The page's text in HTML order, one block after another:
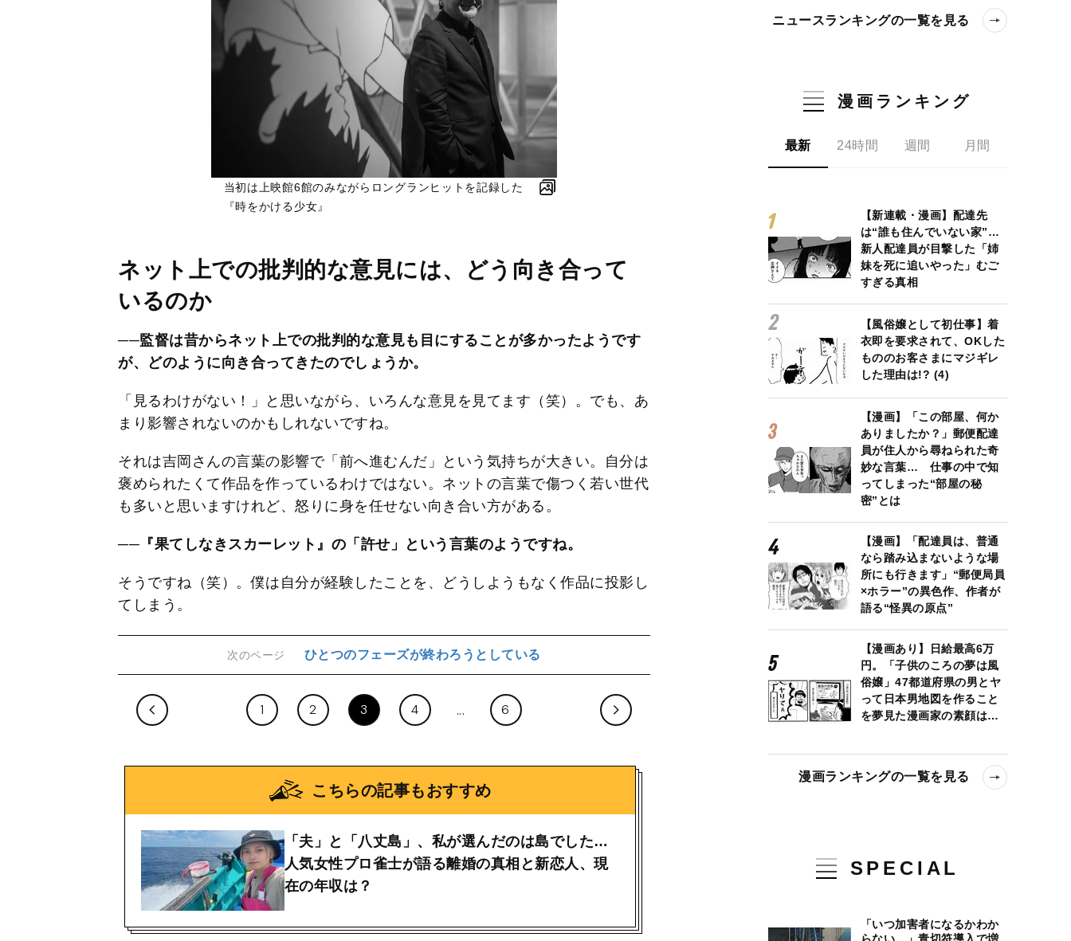
当初は上映館6館のみながらロングランヒットを記録した
『時をかける少女』
ネット上での批判的な意見には、どう向き合って
いるのか
──監督は昔からネット上での批判的な意見も目にすることが多かったようです
が、どのように向き合ってきたのでしょうか。
「見るわけがない！」と思いながら、いろんな意見を見てます（笑）。でも、あ
まり影響されないのかもしれないですね。
それは吉岡さんの言葉の影響で「前へ進むんだ」という気持ちが大きい。自分は
褒められたくて作品を作っているわけではない。ネットの言葉で傷つく若い世代
も多いと思いますけれど、怒りに身を任せない向き合い方がある。
──『果てしなきスカーレット』の「許せ」という言葉のようですね。
そうですね（笑）。僕は自分が経験したことを、どうしようもなく作品に投影し
てしまう。
次のページ ひとつのフェーズが終わろうとしている
1 2 3 4 6
こちらの記事もおすすめ
「夫」と「八丈島」、私が選んだのは島でした…
人気女性プロ雀士が語る離婚の真相と新恋人、現
在の年収は？
ニュースランキングの一覧を見る
漫画ランキング
最新 24時間 週間 月間
【新連載・漫画】配達先
は“誰も住んでいない家”…
新人配達員が目撃した「姉
妹を死に追いやった」むご
すぎる真相
【風俗嬢として初仕事】着
衣即を要求されて、OKした
もののお客さまにマジギレ
した理由は!? (4)
【漫画】「この部屋、何か
ありましたか？」郵便配達
員が住人から尋ねられた奇
妙な言葉… 仕事の中で知
ってしまった“部屋の秘
密”とは
【漫画】「配達員は、普通
なら踏み込まないような場
所にも行きます」“郵便局員
×ホラー”の異色作、作者が
語る“怪異の原点”
【漫画あり】日給最高6万
円。「子供のころの夢は風
俗嬢」47都道府県の男とヤ
って日本男地図を作ること
を夢見た漫画家の素顔は…
漫画ランキングの一覧を見る
SPECIAL
「いつ加害者になるかわか
らない…」青切符導入で増